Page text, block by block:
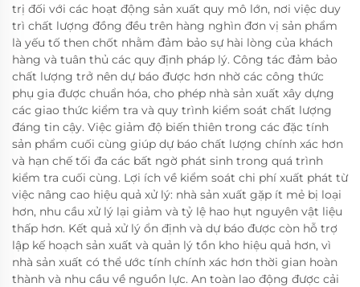
trị đối với các hoạt động sản xuất quy mô lớn, nơi việc duy
trì chất lượng đồng đều trên hàng nghìn đơn vị sản phẩm
là yếu tố then chốt nhằm đảm bảo sự hài lòng của khách
hàng và tuân thủ các quy định pháp lý. Công tác đảm bảo
chất lượng trở nên dự báo được hơn nhờ các công thức
phụ gia được chuẩn hóa, cho phép nhà sản xuất xây dựng
các giao thức kiểm tra và quy trình kiểm soát chất lượng
đáng tin cậy. Việc giảm độ biến thiên trong các đặc tính
sản phẩm cuối cùng giúp dự báo chất lượng chính xác hơn
và hạn chế tối đa các bất ngờ phát sinh trong quá trình
kiểm tra cuối cùng. Lợi ích về kiểm soát chi phí xuất phát từ
việc nâng cao hiệu quả xử lý: nhà sản xuất gặp ít mẻ bị loại
hơn, nhu cầu xử lý lại giảm và tỷ lệ hao hụt nguyên vật liệu
thấp hơn. Kết quả xử lý ổn định và dự báo được còn hỗ trợ
lập kế hoạch sản xuất và quản lý tồn kho hiệu quả hơn, vì
nhà sản xuất có thể ước tính chính xác hơn thời gian hoàn
thành và nhu cầu về nguồn lực. An toàn lao động được cải